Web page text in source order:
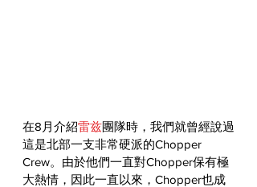
在8月介紹雷兹團隊時，我們就曾經說過
這是北部一支非常硬派的Chopper
Crew。由於他們一直對Chopper保有極
大熱情，因此一直以來，Chopper也成